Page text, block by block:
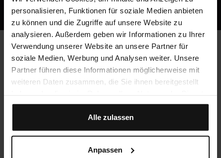
personalisieren, Funktionen für soziale Medien anbieten
zu können und die Zugriffe auf unsere Website zu
analysieren. Außerdem geben wir Informationen zu Ihrer
Verwendung unserer Website an unsere Partner für
soziale Medien, Werbung und Analysen weiter. Unsere
Partner führen diese Informationen möglicherweise mit
weiteren Daten zusammen, die Sie ihnen bereitgestellt
gesammelt haben.
Alle zulassen
Anpassen
Häufig gestellte Fragen
Werden CME-Punkte vergeben?
sammeln!